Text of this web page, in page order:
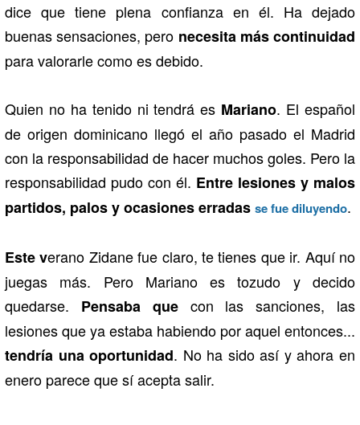
dice que tiene plena confianza en él. Ha dejado
buenas sensaciones, pero necesita más continuidad
para valorarle como es debido.
Quien no ha tenido ni tendrá es Mariano. El español
de origen dominicano llegó el año pasado el Madrid
con la responsabilidad de hacer muchos goles. Pero la
responsabilidad pudo con él. Entre lesiones y malos
partidos, palos y ocasiones erradas se fue diluyendo.
Este verano Zidane fue claro, te tienes que ir. Aquí no
juegas más. Pero Mariano es tozudo y decido
quedarse. Pensaba quecon las sanciones, las
lesiones que ya estaba habiendo por aquel entonces...
tendría una oportunidad. No ha sido así y ahora en
enero parece que sí acepta salir.